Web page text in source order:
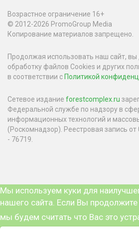
Возрастное ограничение 16+
© 2012-2026 PromoGroup Media
Копирование материалов запрещено.
Продолжая использовать наш сайт, вы
обработку файлов Cookies и других
в соответствии сПолитикой
Сетевое издание forestcomplex.ru
Федеральной службе по надзору в
информационных технологий и
(Роскомнадзор). Реестровая запись
- 76719.
Мы используем куки для
нашего сайта. Если Вы продолжите
мы будем считать что Вас это